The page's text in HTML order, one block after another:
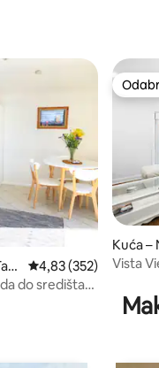
Prosječna ocjena:
4,83 (352)
do središta
Kuća
Vista